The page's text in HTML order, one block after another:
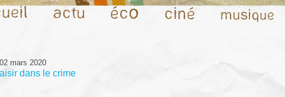
mars 2020
dans le crime